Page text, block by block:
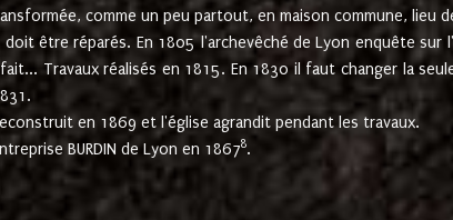
comme un peu partout, en maison commune, lieu
doit être réparés. En 1805 l'archevêché de Lyon enquête
Travaux réalisés en 1815. En 1830 il faut changer la
en 1869 et l'église agrandit pendant les travaux.
BURDIN de Lyon en 18678.